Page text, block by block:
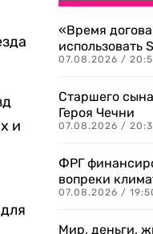
и
«Время
использовать
07.08.2026 /
Старшего
Героя Чечни
07.08.2026 /
ФРГ
вопреки
07.08.2026 /
Мир, деньги,